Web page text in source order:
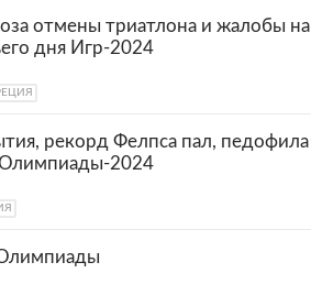
отмены триатлона и жалобы на
дня Игр-2024
рекорд Фелпса пал, педофила
Олимпиады-2024
Олимпиады